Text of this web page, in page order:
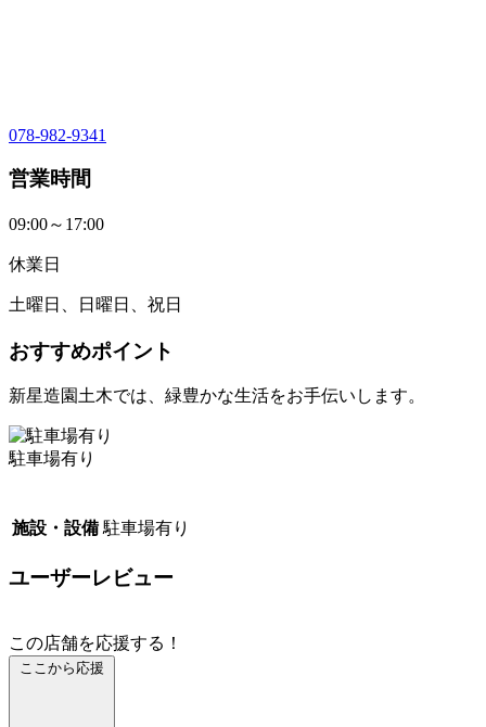
078-982-9341
営業時間
09:00～17:00
休業日
土曜日、日曜日、祝日
おすすめポイント
新星造園土木では、緑豊かな生活をお手伝いします。
駐車場有り
施設・設備 駐車場有り
ユーザーレビュー
この店舗を応援する！
ここから応援